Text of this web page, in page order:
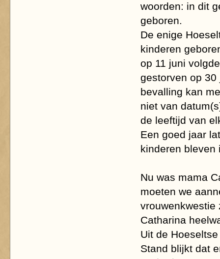
woorden: in dit
geboren.
De enige
kinderen
op 11 juni
gestorven op
bevalling kan
niet van
de leeftijd van
Een goed jaar
kinderen bleven
Nu was mama
moeten we
vrouwenkwestie
Catharina
Uit de
Stand blijkt dat